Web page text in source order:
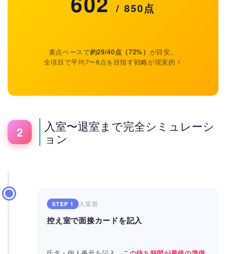
/ 850点
素点ベースで約29/40点（72%） が目安。
全項目で平均7〜8点を目指す戦略が現実的！
2
入室〜退室まで完全シミュレーシ
ョン
STEP 1 入室前
控え室で面接カードを記入